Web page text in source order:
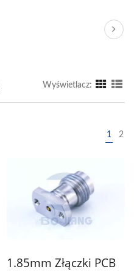
Wyświetlacz:
1 2
1.85mm Złączki PCB